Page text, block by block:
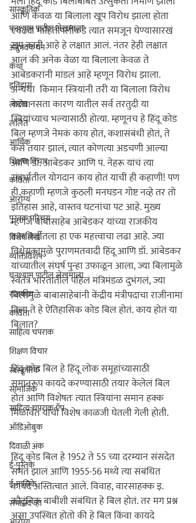
सांस्कृतिक
घनश्याम पाटील लेखमाला
अनुभवकथन
कथा
इतिहास
लाडोबा
ललित
आर्थिक
शिक्षण विचार
कविता
आरोग्य
पुस्तक परिचय
विशेष लेख
व्यक्तिविशेष
घनश्याम पाटील लेखमाला
राजकीय
कविता
साहित्य चपराक
शिक्षण विचार
सांस्कृतिक
सामाजिक
साहित्य चपराक ऍप
ऑडिओबुक
दिवाळी अंक
ई-पुस्तके
ई-मासिके
सभासद व्हा
आणि केवळ या बिलाला खूप विरोध झाला होता
एवढ्या माहितीपलीकडे त्यात समजून घेण्यासारखं
खूप काही आहे हे लक्षात आलं. नंतर हेही लक्षात
आलं की अनेक वेळा या बिलाला केवळ ते
आंबेडकरांनी मांडलं आहे म्हणून विरोध झाला.
अन्यथा  किमान स्त्रियांनी तरी या बिलाला विरोध
केला नसता कारण यातील सर्व तरतुदी या
स्त्रियांच्याच भल्यासाठी होत्या. म्हणूनच हे हिंदू कोड
बिल म्हणजे नेमकं काय होतं, कशासंबंधी होतं, ते
कसं तयार झालं, त्यात कोणत्या अडचणी आल्या
आणि डॉ. आंबेडकर आणि पं. नेहरू यांचं त्या
संदर्भातील योगदान काय होतं याची ही कहाणी! पण
ही कहाणी म्हणजे कुठली मनघडन गोष्ट नव्हे तर तो
इतिहास आहे, वास्तव घटनांचा पट आहे. मुख्य
म्हणजे बाबासाहेब आंबेडकर यांच्या राजकीय
कारकिर्दीतला हा एक महत्त्वाचा लढा आहे. ज्या
विधेयकामुळे पुराणमतवादी हिंदू आणि डॉ. आंबेडकर
यांच्यातील संघर्ष पुन्हा उफाळून आला, ज्या बिलामुळे
स्वतंत्र भारतातील पहिलं मंत्रिमंडळ दुभंगलं, ज्या
बिलामुळे बाबासाहेबांनी केंद्रीय मंत्रीपदाचा राजीनामा
दिला ते हे ऐतिहासिक कोड बिल होतं. काय होतं या
बिलात?
हिंदू कोड बिल हे हिंदू लोक समूहांच्यासाठी
समानरूप कायदे करण्यासाठी तयार केलेलं बिल
होतं आणि विशेषतः त्यात स्त्रियांना समान हक्क
मिळावेत याची विशेष काळजी घेतली गेली होती.
हिंदू कोड बिल हे 1952 ते 55 च्या दरम्यान संसदेत
संमत झालं आणि 1955-56 मध्ये त्या संबंधित
कायदे अस्तित्वात आले. विवाह, वारसाहक्क इ.
कौटुंबिक बाबींशी संबंधित हे बिल होतं. तर मग प्रश्न
असा उपस्थित होतो की हे बिल किंवा कायदे